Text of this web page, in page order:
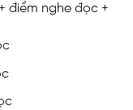
điểm nghe đọc +